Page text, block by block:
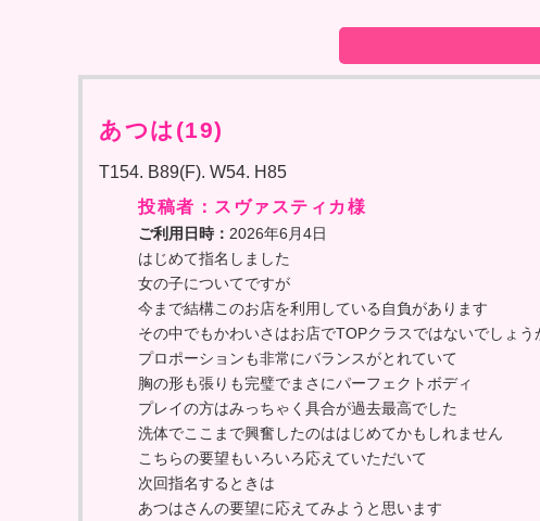
あつは(19)
T154. B89(F). W54. H85
投稿者：スヴァスティカ様
ご利用日時： 2026年6月4日
はじめて指名しました
女の子についてですが
今まで結構このお店を利用している自負があります
その中でもかわいさはお店でTOPクラスではないでしょう
プロポーションも非常にバランスがとれていて
胸の形も張りも完璧でまさにパーフェクトボディ
プレイの方はみっちゃく具合が過去最高でした
洗体でここまで興奮したのははじめてかもしれません
こちらの要望もいろいろ応えていただいて
次回指名するときは
あつはさんの要望に応えてみようと思います